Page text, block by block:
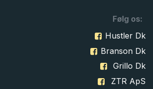
Følg os:
Hustler Dk
Branson Dk
Grillo Dk
ZTR ApS